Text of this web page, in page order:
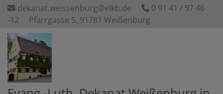
Direkt
zum
dekanat.weissenburg@elkb.de
0 91 41 / 97 46
-12
Pfarrgasse 5, 91781 Weißenburg